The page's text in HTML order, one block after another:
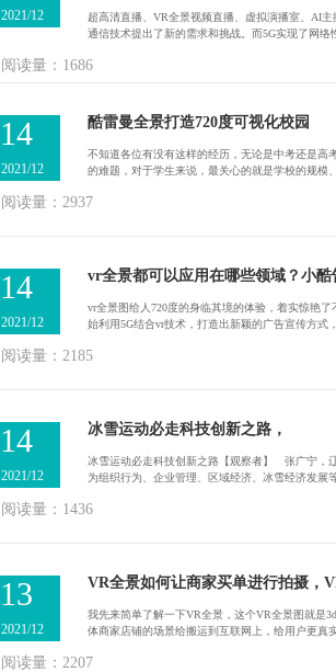
超高清直播、VR全景视频直播、虚拟演播室、AI
通信技术提出了新的需求和挑战。而5G实现了网络
阅读量：1686
2021/12
酷雷曼全景打造720度可视化校园
不知道各位有没有这样的经历，无论是中考还是高
的难题，对于学生来说，最关心的就是学校的规模
阅读量：2937
14
2021/12
vr全景都可以应用在哪些领域？小酷
vr全景图给人720度的身临其境的体验，着实惊艳
始利用5G结合vr技术，打造出新颖的广告宣传方式
阅读量：2185
14
2021/12
冰雪运动必走科技创新之路，
冰雪运动必走科技创新之路【观察者】 张广宁，
为组织行为、企业管理、区域经济、冰雪经济发展
阅读量：1436
14
2021/12
VR全景如何让商家买单进行拍摄，
我先来简单了解一下VR全景，这个VR全景图就是
体商家店铺的场景给搬运到互联网上，给用户更真
阅读量：2207
13
2021/12